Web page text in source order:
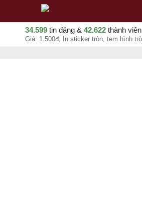
34.599 tin đăng & 42.622 thành viên